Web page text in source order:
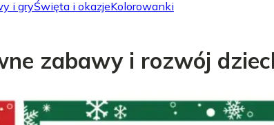
i gryŚwięta i okazjeKolorowanki
zabawy i rozwój